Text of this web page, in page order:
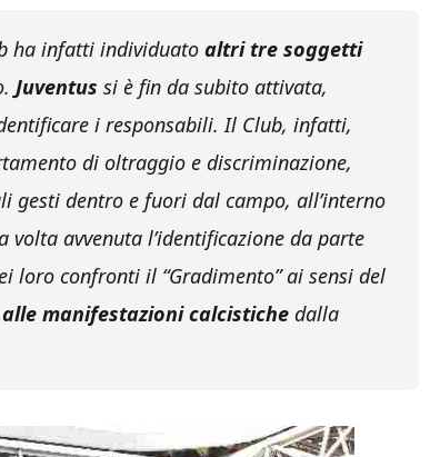
ha infatti individuato altri tre soggetti
Juventus si è fin da subito attivata,
i responsabili. Il Club, infatti,
di oltraggio e discriminazione,
gesti dentro e fuori dal campo, all’interno
avvenuta l’identificazione da parte
loro confronti il “Gradimento” ai sensi del
manifestazioni calcistiche dalla